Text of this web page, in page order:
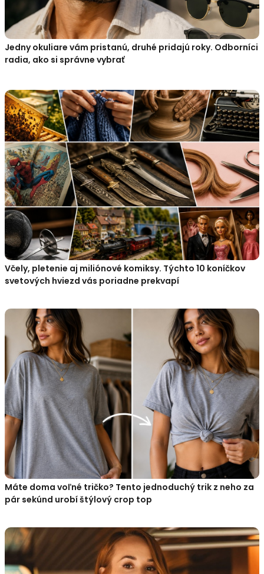
Jedny okuliare vám pristanú, druhé pridajú roky. Odborníci
radia, ako si správne vybrať
Včely, pletenie aj miliónové komiksy. Týchto 10 koníčkov
svetových hviezd vás poriadne prekvapí
Máte doma voľné tričko? Tento jednoduchý trik z neho za
pár sekúnd urobí štýlový crop top